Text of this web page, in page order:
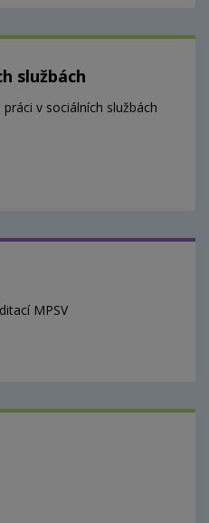
službách
v sociálních službách
MPSV